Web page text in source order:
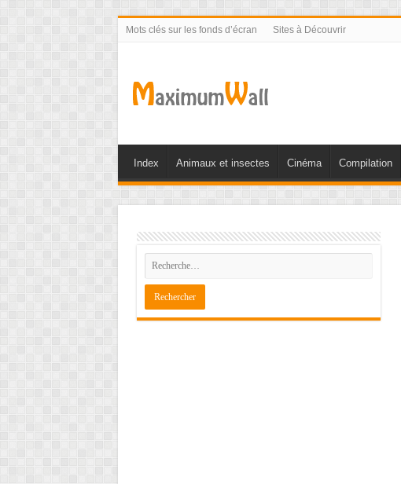
Mots clés sur les fonds d’écran Sites à Découvrir
Index Animaux et insectes Cinéma Compilation